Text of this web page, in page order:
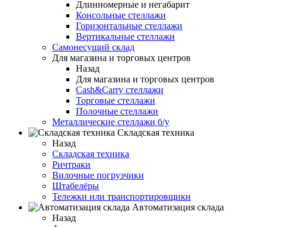
Длинномерные и негабарит
Консольные стеллажи
Горизонтальные стеллажи
Вертикальные стеллажи
Самонесущий склад
Для магазина и торговых центров
Назад
Для магазина и торговых центров
Cash&Carry стеллажи
Торговые стеллажи
Полочные стеллажи
Металлические стеллажи б/у
Складская техника
Назад
Складская техника
Ричтраки
Вилочные погрузчики
Штабелёры
Тележки или транспортировщики
Автоматизация склада
Назад